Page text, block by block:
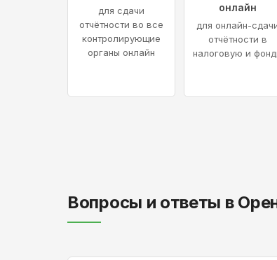
для сдачи
отчётности во все
контролирующие
органы онлайн
онлайн
для онлайн-
отчётности в
налоговую и
Вопросы и ответы в